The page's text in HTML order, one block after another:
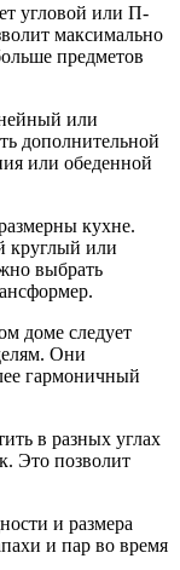
угловой или П-
максимально
предметов
или
дополнительной
или обеденной
кухне.
круглый или
выбрать
доме следует
Они
гармоничный
в разных углах
Это позволит
и размера
и пар во время